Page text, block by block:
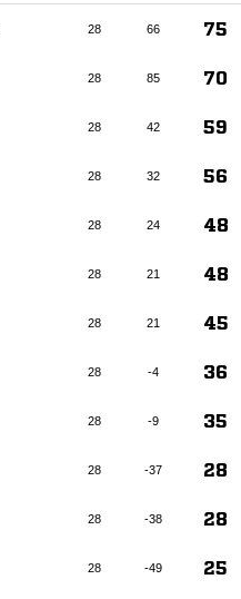
28 66 75
28 85 70
28 42 59
28 32 56
28 24 48
28 21 48
28 21 45
28 -4 36
28 -9 35
28 -37 28
28 -38 28
28 -49 25